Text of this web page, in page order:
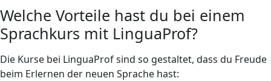
Welche Vorteile hast du bei einem
Sprachkurs mit LinguaProf?
Die Kurse bei LinguaProf sind so gestaltet, dass du Freude
beim Erlernen der neuen Sprache hast: